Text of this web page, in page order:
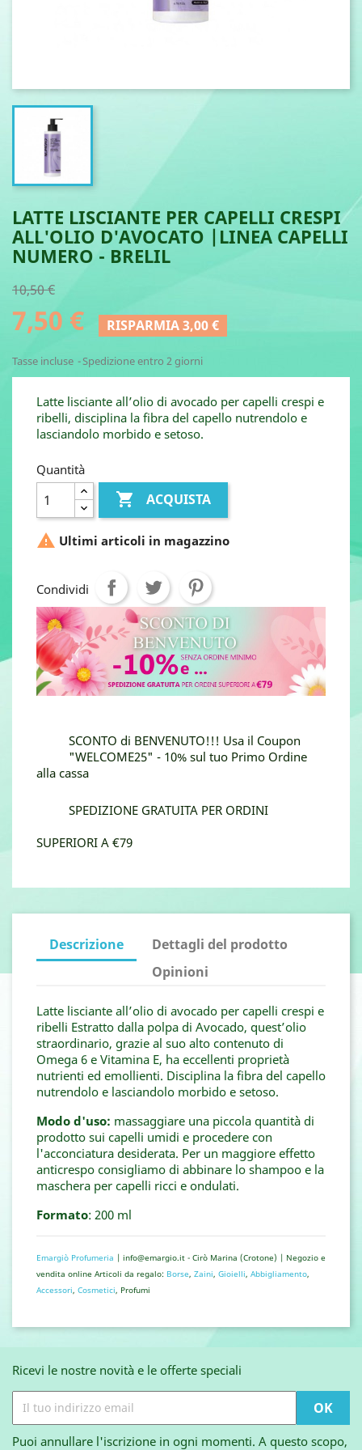
LATTE LISCIANTE PER CAPELLI CRESPI
ALL'OLIO D'AVOCATO |LINEA CAPELLI
NUMERO - BRELIL
10,50 €
7,50 € RISPARMIA 3,00 €
Tasse incluse Spedizione entro 2 giorni
Latte lisciante all’olio di avocado per capelli crespi e
ribelli, disciplina la fibra del capello nutrendolo e
lasciandolo morbido e setoso.
Quantità
 ACQUISTA
 Ultimi articoli in magazzino
Condividi
SCONTO di BENVENUTO!!! Usa il Coupon
"WELCOME25" - 10% sul tuo Primo Ordine
alla cassa
SPEDIZIONE GRATUITA PER ORDINI
SUPERIORI A €79
Descrizione
Dettagli del prodotto
Opinioni
Latte lisciante all’olio di avocado per capelli crespi e
ribelli Estratto dalla polpa di Avocado, quest’olio
straordinario, grazie al suo alto contenuto di
Omega 6 e Vitamina E, ha eccellenti proprietà
nutrienti ed emollienti. Disciplina la fibra del capello
nutrendolo e lasciandolo morbido e setoso.
Modo d'uso: massaggiare una piccola quantità di
prodotto sui capelli umidi e procedere con
l'acconciatura desiderata. Per un maggiore effetto
anticrespo consigliamo di abbinare lo shampoo e la
maschera per capelli ricci e ondulati.
Formato: 200 ml
Emargiò Profumeria | info@emargio.it - Cirò Marina (Crotone) | Negozio e
vendita online Articoli da regalo: Borse, Zaini, Gioielli, Abbigliamento,
Accessori, Cosmetici, Profumi
Ricevi le nostre novità e le offerte speciali
Puoi annullare l'iscrizione in ogni momenti. A questo scopo,